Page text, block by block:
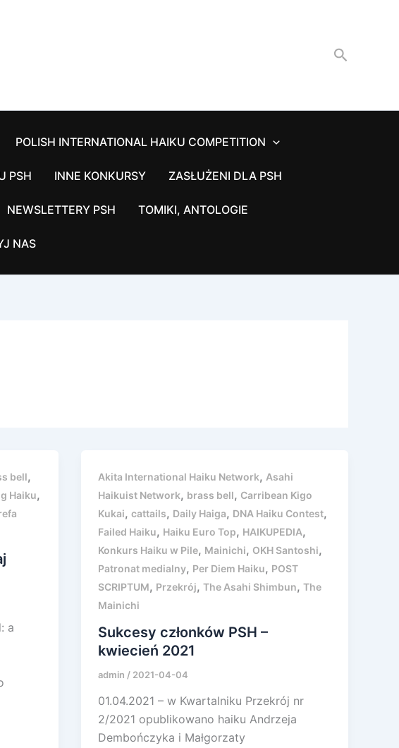
Szukaj
POLISH INTERNATIONAL HAIKU COMPETITION
PSH INNE KONKURSY ZASŁUŻENI DLA PSH
NEWSLETTERY PSH TOMIKI, ANTOLOGIE
NAS
bell,
Haiku,
a
Akita International Haiku Network,Asahi
Haikuist Network, brass bell, Carribean Kigo
Kukai,cattails, Daily Haiga, DNA Haiku Contest,
Failed Haiku, Haiku Euro Top, HAIKUPEDIA,
Konkurs Haiku w Pile, Mainichi, OKH Santoshi,
Patronat medialny, Per Diem Haiku, POST
SCRIPTUM, Przekrój,The Asahi Shimbun,The
Mainichi
Sukcesy członków PSH –
kwiecień 2021
admin / 2021-04-04
01.04.2021 – w Kwartalniku Przekrój nr
2/2021 opublikowano haiku Andrzeja
Dembończyka i Małgorzaty